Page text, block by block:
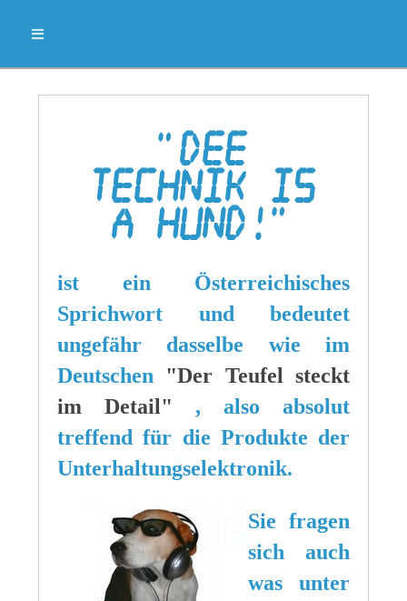
"Dee
Technik is
a Hund!"
ist ein Österreichisches
Sprichwort und bedeutet
ungefähr dasselbe wie im
Deutschen "Der Teufel steckt
im Detail" , also absolut
treffend für die Produkte der
Unterhaltungselektronik.
Sie fragen
sich auch
was unter